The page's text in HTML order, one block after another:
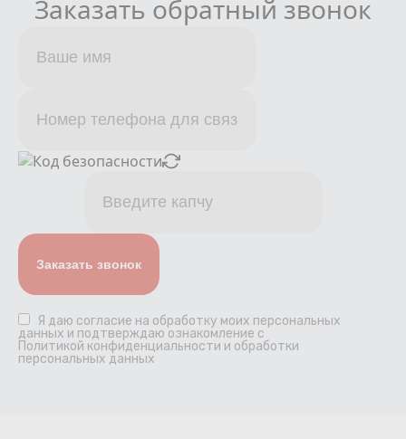
Заказать обратный звонок
Я даю согласие на обработку моих персональных
данных и подтверждаю ознакомление с
Политикой конфиденциальности и обработки
персональных данных